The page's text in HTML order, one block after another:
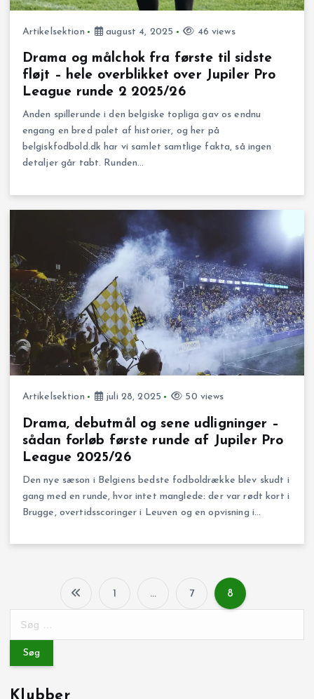
Artikelsektion august 4, 2025 46 views
Drama og målchok fra første til sidste
fløjt – hele overblikket over Jupiler Pro
League runde 2 2025/26
Anden spillerunde i den belgiske top­liga gav os endnu
engang en bred palet af historier, og her på
belgiskfodbold.dk har vi samlet samtlige fakta, så ingen
detaljer går tabt. Runden…
Artikelsektion juli 28, 2025 50 views
Drama, debutmål og sene udligninger –
sådan forløb første runde af Jupiler Pro
League 2025/26
Den nye sæson i Belgiens bedste fodboldrække blev skudt i
gang med en runde, hvor intet manglede: der var rødt kort i
Brugge, overtidsscoringer i Leuven og en opvisning i…
I
n
1 … 7 8
e
Klubber